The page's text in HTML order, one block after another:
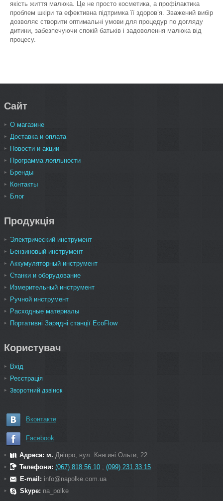
якість життя малюка. Це не просто косметика, а профілактика
проблем шкіри та ефективна підтримка її здоров’я. Зважений вибір
дозволяє створити оптимальні умови для процедур по догляду
дитини, забезпечуючи спокій батьків і задоволення малюка від
процесу.
Сайт
О магазине
Доставка и оплата
Новости и акции
Программа лояльности
Бренды
Контакты
Блог
Продукція
Электрический инструмент
Бензиновый инструмент
Аккумуляторный инструмент
Станки и оборудование
Измерительный инструмент
Ручной инструмент
Расходные материалы
Портативні Зарядні станції EcoFlow
Користувач
Вхід
Реєстрація
Зворотний дзвінок
Вконтакте
Facebook
Адреса: м. Дніпро, вул. Княгині Ольги, 22
Телефони: (067) 818 56 10 ; (099) 231 33 15
E-mail: info@napolke.com.ua
Skype: na_polke